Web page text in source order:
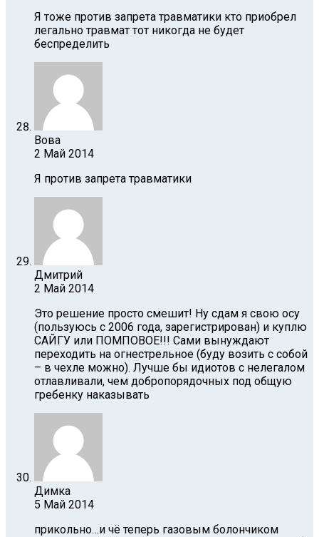
Я тоже против запрета травматики кто приобрел
легально травмат тот никогда не будет
беспределить
Вова
2 Май 2014
Я против запрета травматики
Дмитрий
2 Май 2014
Это решение просто смешит! Ну cдам я свою осу
(пользуюсь с 2006 года, зарегистрирован) и куплю
САЙГУ или ПОМПОВОЕ!!! Сами вынуждают
переходить на огнестрельное (буду возить с собой
– в чехле можно). Лучше бы идиотов с нелегалом
отлавливали, чем добропорядочных под общую
гребенку наказывать
Димка
5 Май 2014
прикольно…и чё теперь газовым болончиком